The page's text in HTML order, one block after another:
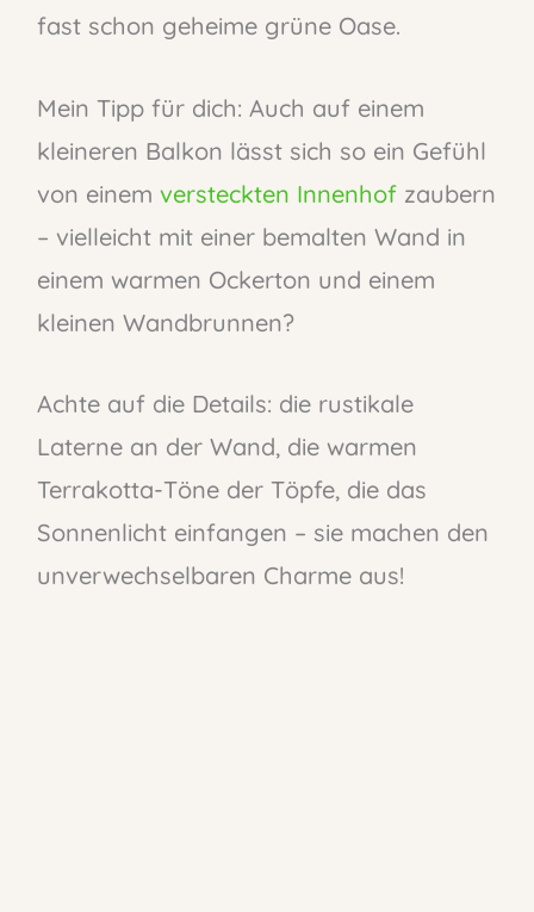
fast schon geheime grüne Oase.
Mein Tipp für dich: Auch auf einem
kleineren Balkon lässt sich so ein Gefühl
von einem versteckten Innenhofzaubern
– vielleicht mit einer bemalten Wand in
einem warmen Ockerton und einem
kleinen Wandbrunnen?
Achte auf die Details: die rustikale
Laterne an der Wand, die warmen
Terrakotta-Töne der Töpfe, die das
Sonnenlicht einfangen – sie machen den
unverwechselbaren Charme aus!